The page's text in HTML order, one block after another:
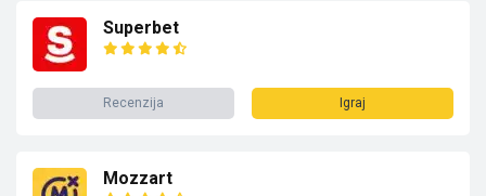
Superbet
Recenzija Igraj
Mozzart